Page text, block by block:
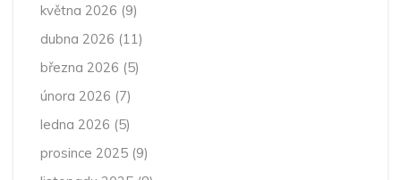
května 2026 (9)
dubna 2026 (11)
března 2026 (5)
února 2026 (7)
ledna 2026 (5)
prosince 2025 (9)